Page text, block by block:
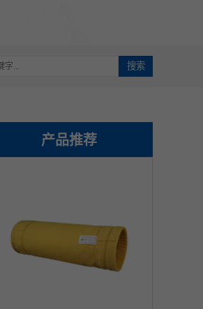
搜索
产品推荐